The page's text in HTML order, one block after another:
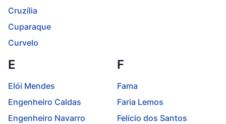
Cruzília
Cuparaque
Curvelo
E
Elói Mendes
Engenheiro Caldas
Engenheiro Navarro
F
Fama
Faria Lemos
Felício dos Santos